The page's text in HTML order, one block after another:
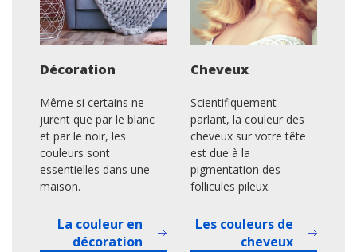
Décoration
Même si certains ne
jurent que par le blanc
et par le noir, les
couleurs sont
essentielles dans une
maison.
La couleur en
décoration
Cheveux
Scientifiquement
parlant, la couleur des
cheveux sur votre tête
est due à la
pigmentation des
follicules pileux.
Les couleurs de
cheveux